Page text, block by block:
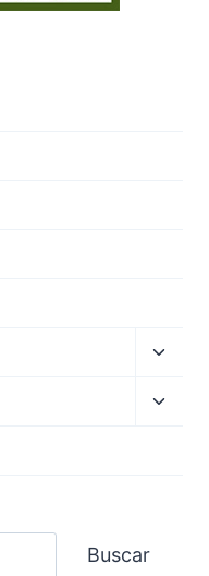
hijo
Buscar